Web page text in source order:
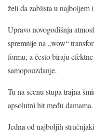
želi da zablista u najboljem
Upravo novogodišnja
spremnije na „wow“
formu, a često biraju
samopouzdanje.
Tu na scenu stupa trajna
apsolutni hit među damama.
Jedna od najboljih